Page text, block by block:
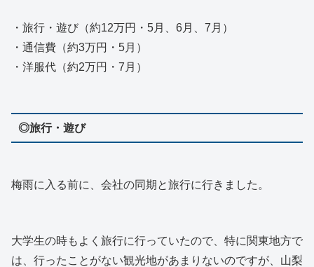
・旅行・遊び（約12万円・5月、6月、7月）
・通信費（約3万円・5月）
・洋服代（約2万円・7月）
◎旅行・遊び
梅雨に入る前に、会社の同期と旅行に行きました。
大学生の時もよく旅行に行っていたので、特に関東地方で
は、行ったことがない観光地があまりないのですが、山梨